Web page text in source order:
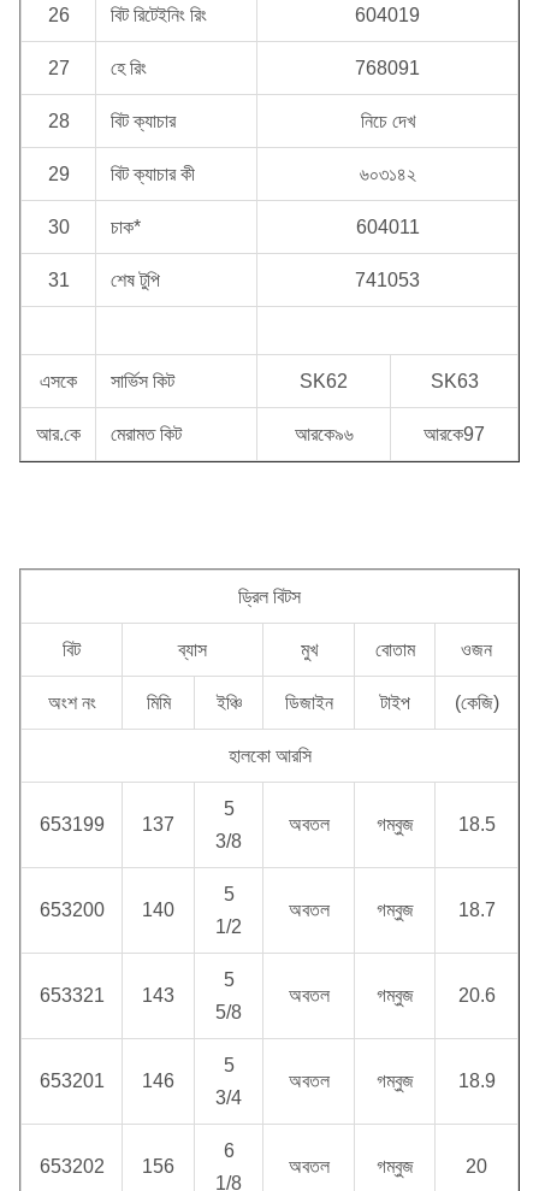
26 বিট রিটেইনিং রিং 604019
27 হে রিং 768091
28 বিট ক্যাচার নিচে দেখ
29 বিট ক্যাচার কী ৬০৩১৪২
30 চাক* 604011
31 শেষ টুপি 741053
এসকে সার্ভিস কিট SK62 SK63
আর.কে মেরামত কিট আরকে৯৬ আরকে97
ড্রিল বিটস
বিট ব্যাস মুখ বোতাম ওজন
অংশ নং মিমি ইঞ্চি ডিজাইন টাইপ (কেজি)
হালকো আরসি
653199 137
5
3/8
অবতল গম্বুজ 18.5
653200 140
5
1/2
অবতল গম্বুজ 18.7
653321 143
5
5/8
অবতল গম্বুজ 20.6
653201 146
5
3/4
অবতল গম্বুজ 18.9
653202 156
6
1/8
অবতল গম্বুজ 20